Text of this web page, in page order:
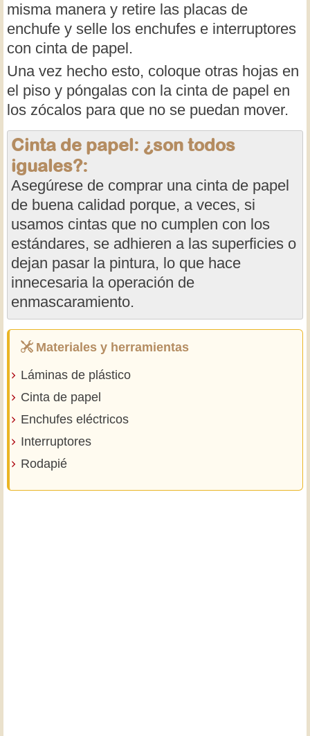
misma manera y retire las placas de
enchufe y selle los enchufes e interruptores
con cinta de papel.
Una vez hecho esto, coloque otras hojas en
el piso y póngalas con la cinta de papel en
los zócalos para que no se puedan mover.
Cinta de papel: ¿son todos
iguales?:
Asegúrese de comprar una cinta de papel
de buena calidad porque, a veces, si
usamos cintas que no cumplen con los
estándares, se adhieren a las superficies o
dejan pasar la pintura, lo que hace
innecesaria la operación de
enmascaramiento.
Materiales y herramientas
Láminas de plástico
Cinta de papel
Enchufes eléctricos
Interruptores
Rodapié